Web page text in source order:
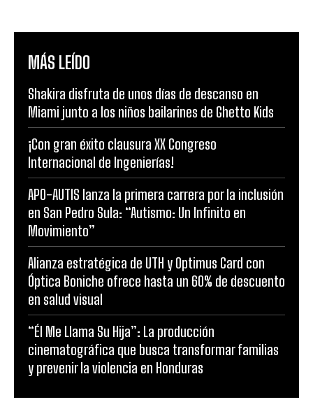
MÁS LEÍDO
Shakira disfruta de unos días de descanso en
Miami junto a los niños bailarines de Ghetto Kids
¡Con gran éxito clausura XX Congreso
Internacional de Ingenierías!
APO-AUTIS lanza la primera carrera por la inclusión
en San Pedro Sula: “Autismo: Un Infinito en
Movimiento”
Alianza estratégica de UTH y Optimus Card con
Óptica Boniche ofrece hasta un 60% de descuento
en salud visual
“Él Me Llama Su Hija”: La producción
cinematográfica que busca transformar familias
y prevenir la violencia en Honduras